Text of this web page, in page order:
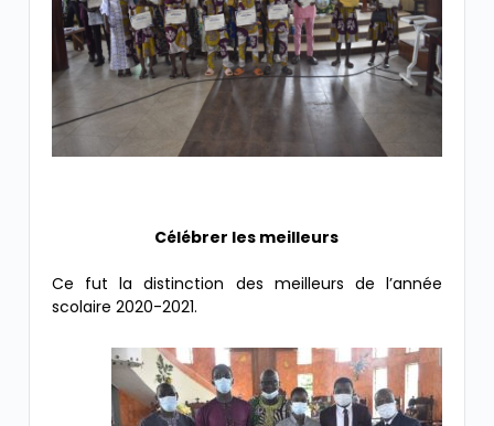
Célébrer les meilleurs
Ce fut la distinction des meilleurs de l’année
scolaire 2020-2021.